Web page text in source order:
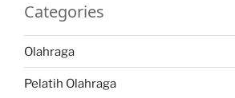
Categories
Olahraga
Pelatih Olahraga